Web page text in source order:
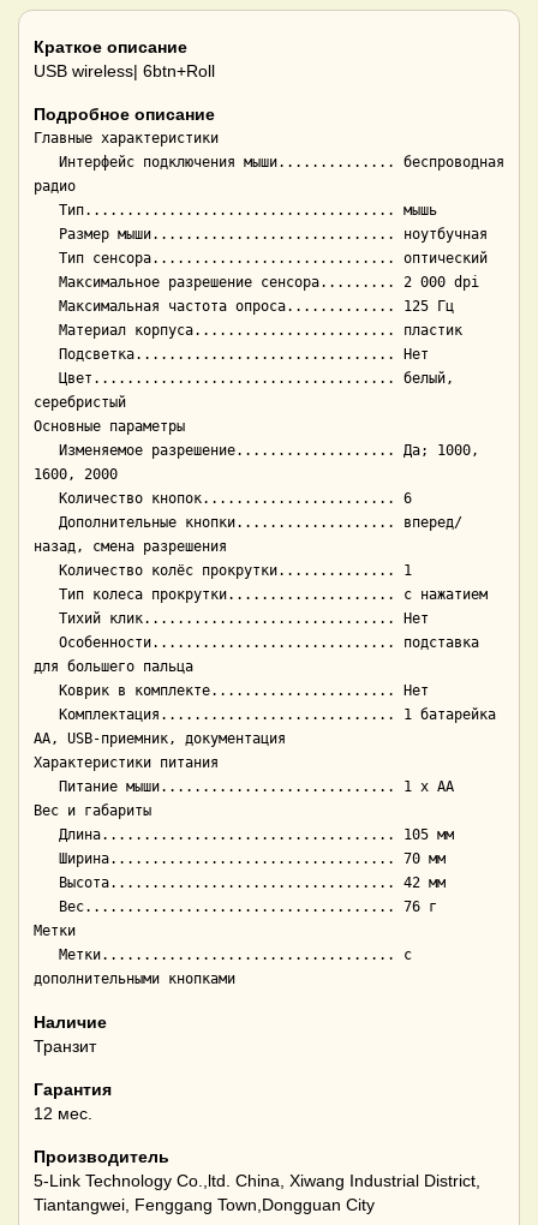
Краткое описание
USB wireless| 6btn+Roll
Подробное описание
Главные характеристики
радио
серебристый
Основные параметры
1600, 2000
назад, смена разрешения
для большего пальца
AA, USB-приемник, документация
Характеристики питания
Вес и габариты
Метки
Наличие
Транзит
Гарантия
12 мес.
Производитель
5-Link Technology Co.,ltd. China, Xiwang Industrial District,
Tiantangwei, Fenggang Town,Dongguan City